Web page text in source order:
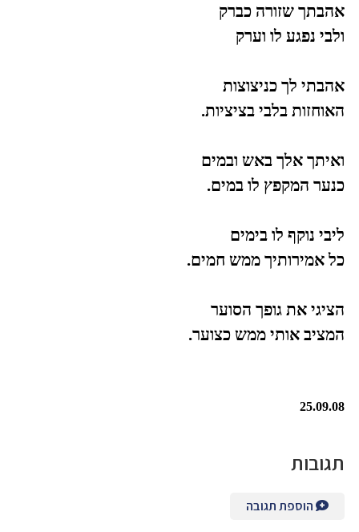
אהבתך שזורה כברק
ולבי נפגע לו וערק
אהבתי לך כניצוצות
האוחזות בלבי בציציות.
ואיתך אלך באש ובמים
כנער המקפץ לו במים.
ליבי נוקף לו בימים
כל אמירותיך ממש חמים.
הציגי את גופך הסוער
המציב אותי ממש כצוער.
25.09.08
תגובות
הוספת תגובה